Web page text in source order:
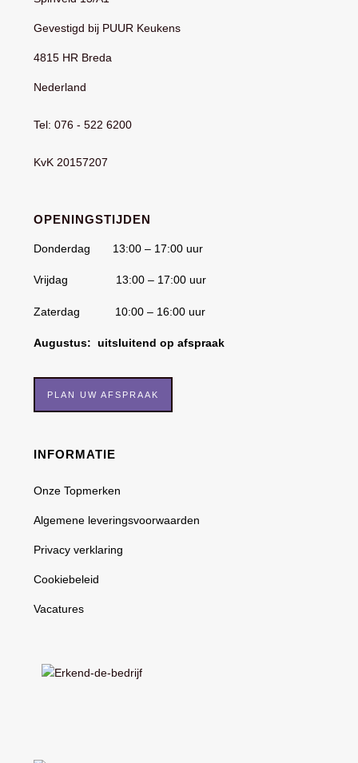
Gevestigd bij PUUR Keukens
4815 HR Breda
Nederland
Tel: 076 - 522 6200
KvK 20157207
OPENINGSTIJDEN
Donderdag 13:00 – 17:00 uur
Vrijdag 13:00 – 17:00 uur
Zaterdag 10:00 – 16:00 uur
Augustus: uitsluitend op afspraak
PLAN UW AFSPRAAK
INFORMATIE
Onze Topmerken
Algemene leveringsvoorwaarden
Privacy verklaring
Cookiebeleid
Vacatures